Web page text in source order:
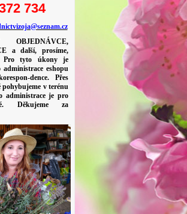
734
a další, prosíme,
Pro tyto úkony je
eshopu
dence. Přes
pohybujeme v terénu
administrace je pro
Děkujeme za